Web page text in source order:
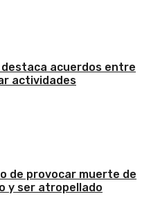
destaca acuerdos entre
actividades
de provocar muerte de
y ser atropellado